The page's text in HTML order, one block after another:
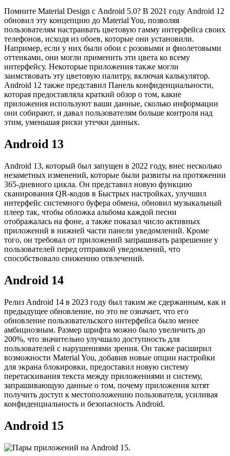
Помните Material Design с Android 5.0? В 2021 году Android 12
обновил эту концепцию до Material You, позволяя
пользователям настраивать цветовую гамму интерфейса своих
телефонов, исходя из обоев, которые они установили.
Например, если у них были обои с розовыми и фиолетовыми
оттенками, они могли применить эти цвета ко всему
интерфейсу. Некоторые приложения также могли
заимствовать эту цветовую палитру, включая калькулятор.
Android 12 также представил Панель конфиденциальности,
которая предоставляла краткий обзор о том, какие
приложения используют ваши данные, сколько информации
они собирают, и давал пользователям больше контроля над
этим, уменьшая риски утечки данных.
Android 13
Android 13, который был запущен в 2022 году, внес несколько
незаметных изменений, которые были развиты на протяжении
365-дневного цикла. Он представил новую функцию
сканирования QR-кодов в Быстрых настройках, улучшил
интерфейс системного буфера обмена, обновил музыкальный
плеер так, чтобы обложка альбома каждой песни
отображалась на фоне, а также показал число активных
приложений в нижней части панели уведомлений. Кроме
того, он требовал от приложений запрашивать разрешение у
пользователей перед отправкой уведомлений, что
способствовало снижению отвлечений.
Android 14
Релиз Android 14 в 2023 году был таким же сдержанным, как и
предыдущее обновление, но это не означает, что его
обновление пользовательского интерфейса было менее
амбициозным. Размер шрифта можно было увеличить до
200%, что значительно улучшало доступность для
пользователей с нарушениями зрения. Он также расширил
возможности Material You, добавив новые опции настройки
для экрана блокировки, предоставил новую систему
перетаскивания текста между приложениями и систему,
запрашивающую данные о том, почему приложения хотят
получить доступ к местоположению пользователя, усиливая
конфиденциальность и безопасность Android.
Android 15